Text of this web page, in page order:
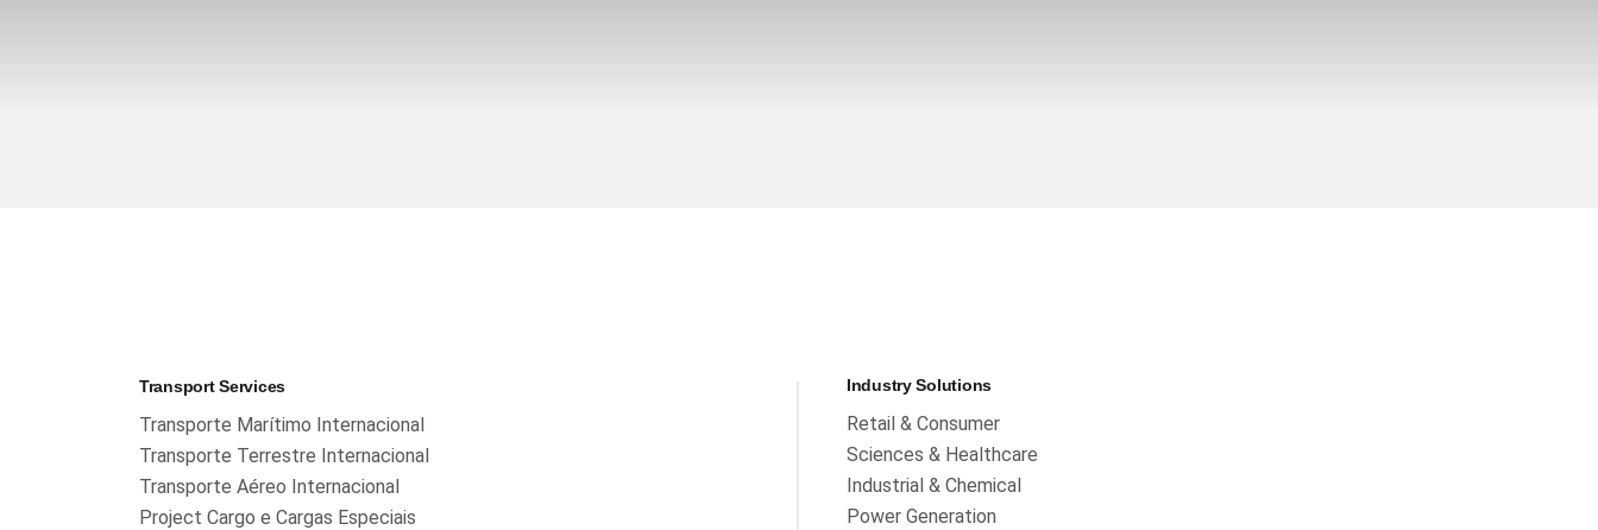
Transport Services
Transporte Marítimo Internacional
Transporte Terrestre Internacional
Transporte Aéreo Internacional
Project Cargo e Cargas Especiais
Industry Solutions
Retail & Consumer
Sciences & Healthcare
Industrial & Chemical
Power Generation